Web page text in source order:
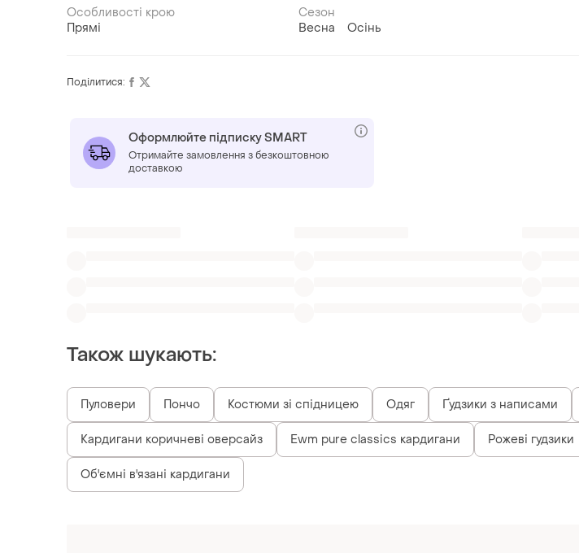
Особливості крою
Прямі
Сезон
Весна
Осінь
Поділитися:
Оформлюйте підписку SMART
Отримайте замовлення з безкоштовною
доставкою
Також шукають:
Пуловери Пончо Костюми зі спідницею Одяг Ґудзики з написами
Кардигани коричневі оверсайз Ewm pure classics кардигани Рожеві гудзики
Об'ємні в'язані кардигани